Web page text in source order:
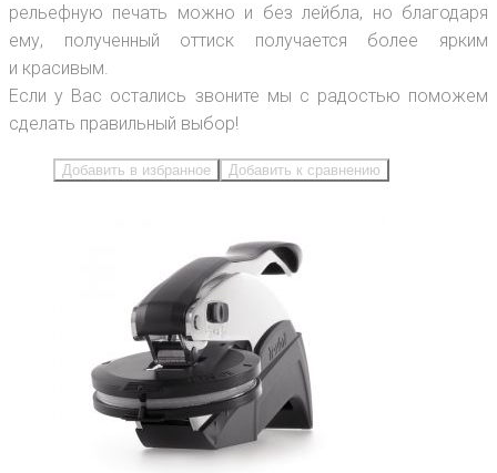
рельефную печать можно и без лейбла, но благодаря
ему, полученный оттиск получается более ярким
и красивым.
Если у Вас остались звоните мы с радостью поможем
сделать правильный выбор!
Добавить в избранное Добавить к сравнению